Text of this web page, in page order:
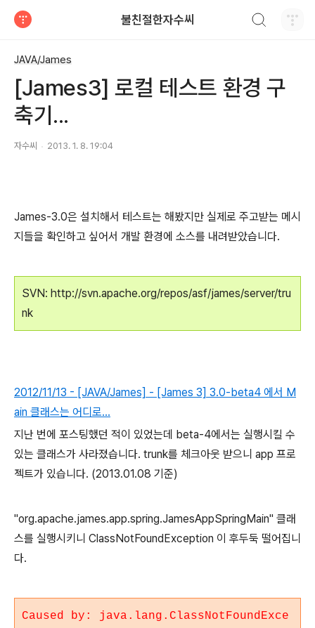
불친절한자수씨
JAVA/James
[James3] 로컬 테스트 환경 구
축기...
자수씨 2013. 1. 8. 19:04
James-3.0은 설치해서 테스트는 해봤지만 실제로 주고받는 메시
지들을 확인하고 싶어서 개발 환경에 소스를 내려받았습니다.
SVN: http://svn.apache.org/repos/asf/james/server/tru
nk
2012/11/13 - [JAVA/James] - [James 3] 3.0-beta4 에서 M
ain 클래스는 어디로...
지난 번에 포스팅했던 적이 있었는데 beta-4에서는 실행시킬 수
있는 클래스가 사라졌습니다. trunk를 체크아웃 받으니 app 프로
젝트가 있습니다. (2013.01.08 기준)
"org.apache.james.app.spring.JamesAppSpringMain" 클래
스를 실행시키니 ClassNotFoundException 이 후두둑 떨어집니
다.
Caused by: java.lang.ClassNotFoundExce